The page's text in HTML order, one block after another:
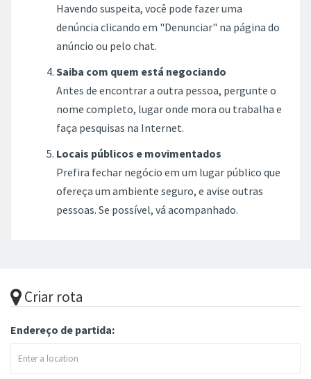
Havendo suspeita, você pode fazer uma
denúncia clicando em "Denunciar" na página do
anúncio ou pelo chat.
Saiba com quem está negociando
Antes de encontrar a outra pessoa, pergunte o
nome completo, lugar onde mora ou trabalha e
faça pesquisas na Internet.
Locais públicos e movimentados
Prefira fechar negócio em um lugar público que
ofereça um ambiente seguro, e avise outras
pessoas. Se possível, vá acompanhado.
Criar rota
Endereço de partida: